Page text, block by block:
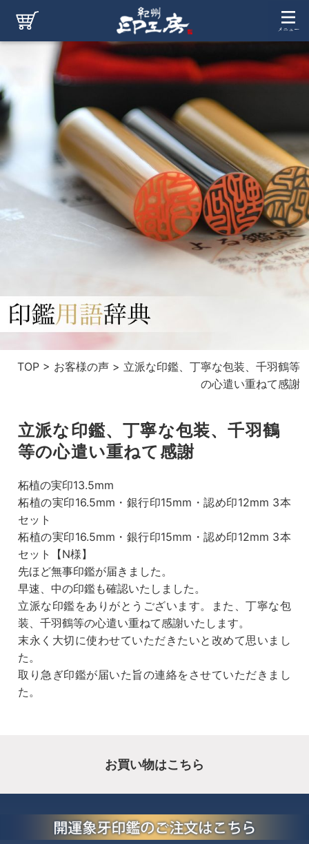
TOP> お客様の声> 立派な印鑑、丁寧な包装、千羽鶴等
の心遣い重ねて感謝
立派な印鑑、丁寧な包装、千羽鶴
等の心遣い重ねて感謝
柘植の実印13.5mm
柘植の実印16.5mm・銀行印15mm・認め印12mm 3本
セット
柘植の実印16.5mm・銀行印15mm・認め印12mm 3本
セット【N様】
先ほど無事印鑑が届きました。
早速、中の印鑑も確認いたしました。
立派な印鑑をありがとうございます。また、丁寧な包
装、千羽鶴等の心遣い重ねて感謝いたします。
末永く大切に使わせていただきたいと改めて思いまし
た。
取り急ぎ印鑑が届いた旨の連絡をさせていただきまし
た。
お買い物はこちら